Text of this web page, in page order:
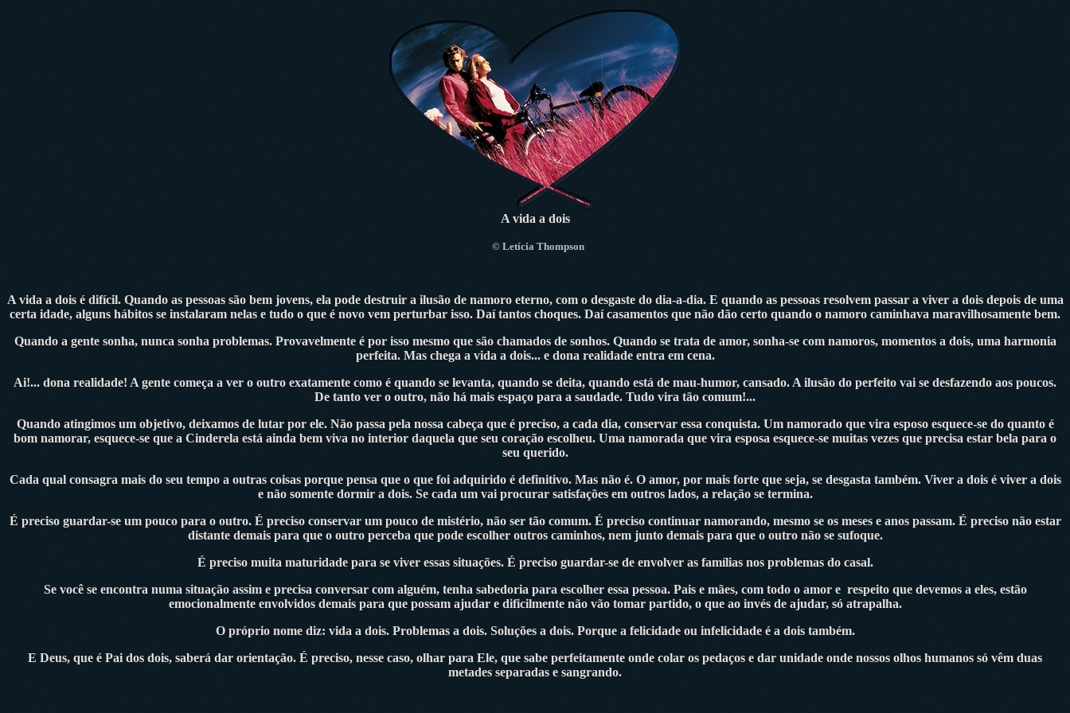
A vida a dois
©Letícia Thompson
A vida a dois é difícil. Quando as pessoas são bem jovens, ela pode destruir a ilusão de namoro eterno, com o desgaste do dia-a-dia. E quando as pessoas resolvem passar a viver a dois depois de uma
certa idade, alguns hábitos se instalaram nelas e tudo o que é novo vem perturbar isso. Daí tantos choques. Daí casamentos que não dão certo quando o namoro caminhava maravilhosamente bem.
Quando a gente sonha, nunca sonha problemas. Provavelmente é por isso mesmo que são chamados de sonhos. Quando se trata de amor, sonha-se com namoros, momentos a dois, uma harmonia
perfeita. Mas chega a vida a dois... e dona realidade entra em cena.
Ai!... dona realidade! A gente começa a ver o outro exatamente como é quando se levanta, quando se deita, quando está de mau-humor, cansado. A ilusão do perfeito vai se desfazendo aos poucos.
De tanto ver o outro, não há mais espaço para a saudade. Tudo vira tão comum!...
Quando atingimos um objetivo, deixamos de lutar por ele. Não passa pela nossa cabeça que é preciso, a cada dia, conservar essa conquista. Um namorado que vira esposo esquece-se do quanto é
bom namorar, esquece-se que a Cinderela está ainda bem viva no interior daquela que seu coração escolheu. Uma namorada que vira esposa esquece-se muitas vezes que precisa estar bela para o
seu querido.
Cada qual consagra mais do seu tempo a outras coisas porque pensa que o que foi adquirido é definitivo. Mas não é. O amor, por mais forte que seja, se desgasta também. Viver a dois é viver a dois
e não somente dormir a dois. Se cada um vai procurar satisfações em outros lados, a relação se termina.
É preciso guardar-se um pouco para o outro. É preciso conservar um pouco de mistério, não ser tão comum. É preciso continuar namorando, mesmo se os meses e anos passam. É preciso não estar
distante demais para que o outro perceba que pode escolher outros caminhos, nem junto demais para que o outro não se sufoque.
É preciso muita maturidade para se viver essas situações. É preciso guardar-se de envolver as famílias nos problemas do casal.
Se você se encontra numa situação assim e precisa conversar com alguém, tenha sabedoria para escolher essa pessoa. Pais e mães, com todo o amor e respeito que devemos a eles, estão
emocionalmente envolvidos demais para que possam ajudar e dificilmente não vão tomar partido, o que ao invés de ajudar, só atrapalha.
O próprio nome diz: vida a dois. Problemas a dois. Soluções a dois. Porque a felicidade ou infelicidade é a dois também.
E Deus, que é Pai dos dois, saberá dar orientação. É preciso, nesse caso, olhar para Ele, que sabe perfeitamente onde colar os pedaços e dar unidade onde nossos olhos humanos só vêm duas
metades separadas e sangrando.